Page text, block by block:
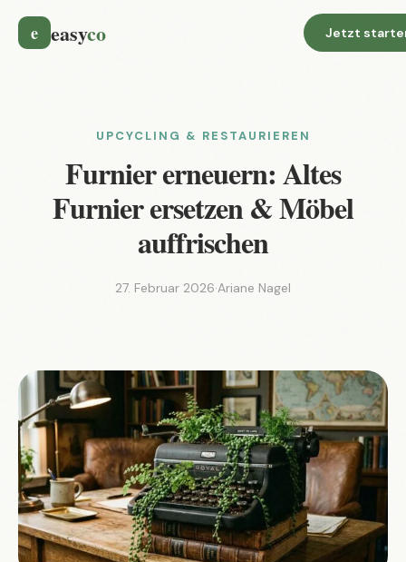
e easyco Jetzt
UPCYCLING & RESTAURIEREN
Furnier erneuern: Altes
Furnier ersetzen & Möbel
auffrischen
27. Februar 2026·Ariane Nagel